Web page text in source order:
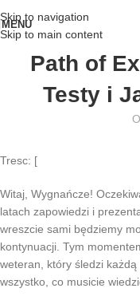
Skip to navigation
Skip to main content
MENU
Path of
Testy i
Tresc: [
Witaj, Wygnańcze!
latach zapowiedzi i
wreszcie sami będziemy
kontynuacji. Tym
weteran, który śledzi
wszystko, co musicie